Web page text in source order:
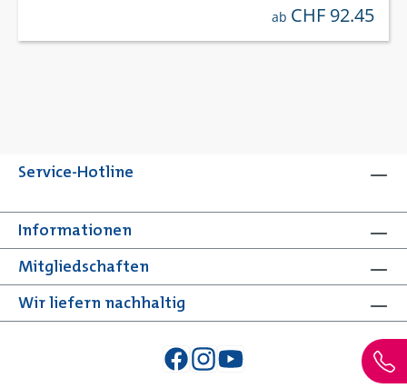
regulärer preis:
ab CHF 92.45
Service-Hotline
Mitgliedschaften
Informationen
Wir liefern nachhaltig